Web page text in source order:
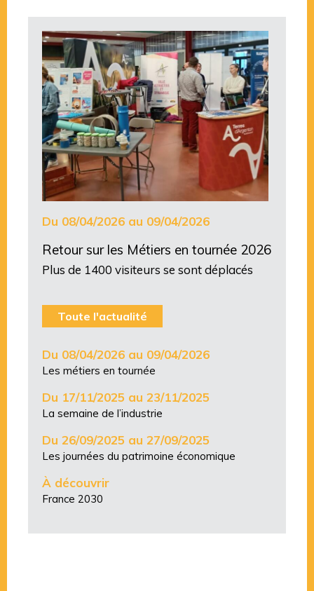
Du 08/04/2026 au 09/04/2026
Retour sur les Métiers en tournée 2026
Plus de 1400 visiteurs se sont déplacés
Toute l'actualité
Du 08/04/2026 au 09/04/2026
Les métiers en tournée
Du 17/11/2025 au 23/11/2025
La semaine de l’industrie
Du 26/09/2025 au 27/09/2025
Les journées du patrimoine économique
À découvrir
France 2030